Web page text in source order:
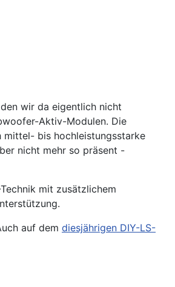
wir da eigentlich nicht
Aktiv-Modulen. Die
mittel- bis hochleistungsstarke
nicht mehr so präsent -
mit zusätzlichem
auf dem diesjährigen DIY-LS-